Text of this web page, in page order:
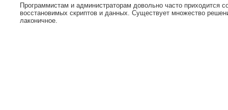
Программистам и администраторам довольно часто приходится
восстановимых скриптов и данных. Существует множество
лаконичное.